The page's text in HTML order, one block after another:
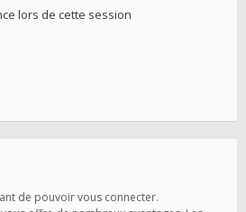
lors de cette session
de pouvoir vous connecter.